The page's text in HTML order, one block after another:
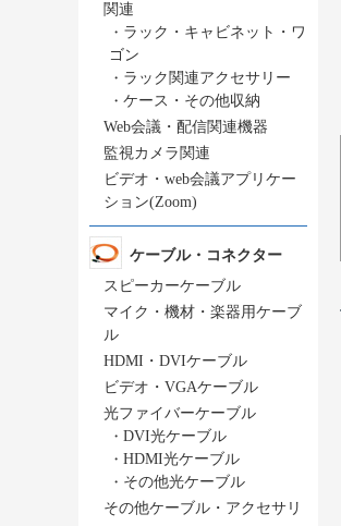
関連
・ ラック・キャビネット・ワ
ゴン
・ ラック関連アクセサリー
・ ケース・その他収納
Web会議・配信関連機器
監視カメラ関連
ビデオ・web会議アプリケー
ション(Zoom)
ケーブル・コネクター
スピーカーケーブル
マイク・機材・楽器用ケーブ
ル
HDMI・DVIケーブル
ビデオ・VGAケーブル
光ファイバーケーブル
・ DVI光ケーブル
・ HDMI光ケーブル
・ その他光ケーブル
その他ケーブル・アクセサリ